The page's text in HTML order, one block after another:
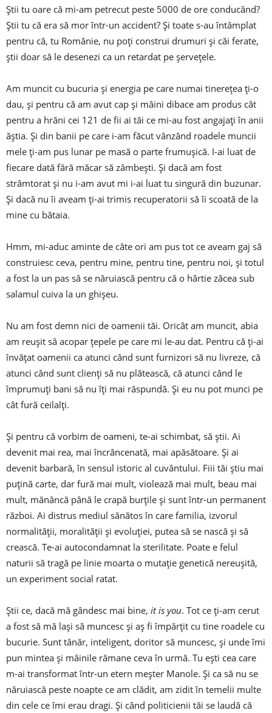
Știi tu oare că mi-am petrecut peste 5000 de ore conducând?
Știi tu că era să mor într-un accident? Și toate s-au întâmplat
pentru că, tu Românie, nu poți construi drumuri și căi ferate,
știi doar să le desenezi ca un retardat pe șervețele.
Am muncit cu bucuria și energia pe care numai tinerețea ți-o
dau, și pentru că am avut cap și mâini dibace am produs cât
pentru a hrăni cei 121 de fii ai tăi ce mi-au fost angajați în anii
ăștia. Și din banii pe care i-am făcut vânzând roadele muncii
mele ți-am pus lunar pe masă o parte frumușică. I-ai luat de
fiecare dată fără măcar să zâmbești. Și dacă am fost
strâmtorat și nu i-am avut mi i-ai luat tu singură din buzunar.
Și dacă nu îi aveam ți-ai trimis recuperatorii să îi scoată de la
mine cu bătaia.
Hmm, mi-aduc aminte de câte ori am pus tot ce aveam gaj să
construiesc ceva, pentru mine, pentru tine, pentru noi, și totul
a fost la un pas să se năruiască pentru că o hârtie zăcea sub
salamul cuiva la un ghișeu.
Nu am fost demn nici de oamenii tăi. Oricât am muncit, abia
am reușit să acopar țepele pe care mi le-au dat. Pentru că ți-ai
învățat oamenii ca atunci când sunt furnizori să nu livreze, că
atunci când sunt clienți să nu plătească, că atunci când le
împrumuți bani să nu îți mai răspundă. Și eu nu pot munci pe
cât fură ceilalți.
Și pentru că vorbim de oameni, te-ai schimbat, să știi. Ai
devenit mai rea, mai încrâncenată, mai apăsătoare. Și ai
devenit barbară, în sensul istoric al cuvântului. Fiii tăi știu mai
puțină carte, dar fură mai mult, violează mai mult, beau mai
mult, mănâncă până le crapă burțile și sunt într-un permanent
război. Ai distrus mediul sănătos în care familia, izvorul
normalității, moralității și evoluției, putea să se nască și să
crească. Te-ai autocondamnat la sterilitate. Poate e felul
naturii să tragă pe linie moarta o mutație genetică nereușită,
un experiment social ratat.
Știi ce, dacă mă gândesc mai bine, it is you. Tot ce ți-am cerut
a fost să mă lași să muncesc și aș fi împărțit cu tine roadele cu
bucurie. Sunt tânăr, inteligent, doritor să muncesc, și unde îmi
pun mintea și mâinile rămane ceva în urmă. Tu ești cea care
m-ai transformat într-un etern meșter Manole. Și ca să nu se
năruiască peste noapte ce am clădit, am zidit în temelii multe
din cele ce îmi erau dragi. Și când politicienii tăi se laudă că